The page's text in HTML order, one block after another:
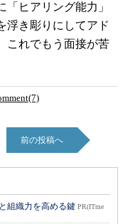
ヒアリング能力」
浮き彫りにしてアド
これでもう面接が苦
前の投稿へ
組織力を高める鍵 PR(ITme